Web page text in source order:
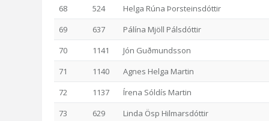
68
524
Helga Rúna Þorsteinsdóttir
69
637
Pálína Mjöll Pálsdóttir
70
1141
Jón Guðmundsson
71
1140
Agnes Helga Martin
72
1137
Írena Sóldís Martin
73
629
Linda Ösp Hilmarsdóttir